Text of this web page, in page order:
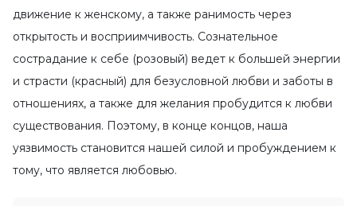
движение к женскому, а также ранимость через
открытость и восприимчивость. Сознательное
сострадание к себе (розовый) ведет к большей энергии
и страсти (красный) для безусловной любви и заботы в
отношениях, а также для желания пробудится к любви
существования. Поэтому, в конце концов, наша
уязвимость становится нашей силой и пробуждением к
тому, что является любовью.